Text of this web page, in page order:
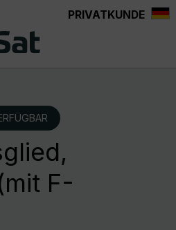
PRIVATKUNDE
F-